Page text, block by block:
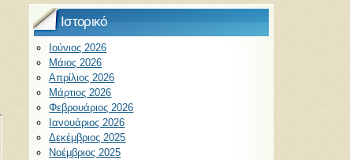
Ιστορικό
Ιούνιος 2026
Μάιος 2026
Απρίλιος 2026
Μάρτιος 2026
Φεβρουάριος 2026
Ιανουάριος 2026
Δεκέμβριος 2025
Νοέμβριος 2025